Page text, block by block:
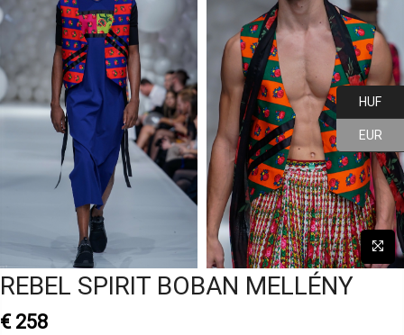
REBEL SPIRIT BOBAN MELLÉNY
€258
HUF
EUR